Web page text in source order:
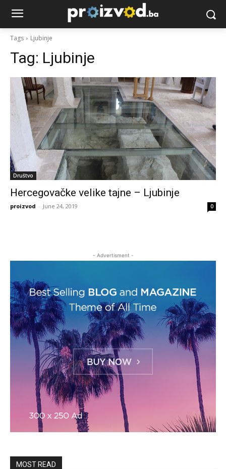
Tags Ljubinje
Tag: Ljubinje
Društvo
Hercegovačke velike tajne – Ljubinje
proizvod - June 24, 2019 0
- Advertisment -
MOST READ